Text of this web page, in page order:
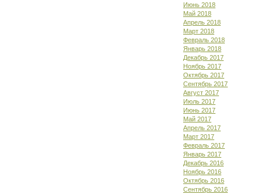
Июнь 2018
Май 2018
Апрель 2018
Март 2018
Февраль 2018
Январь 2018
Декабрь 2017
Ноябрь 2017
Октябрь 2017
Сентябрь 2017
Август 2017
Июль 2017
Июнь 2017
Май 2017
Апрель 2017
Март 2017
Февраль 2017
Январь 2017
Декабрь 2016
Ноябрь 2016
Октябрь 2016
Сентябрь 2016